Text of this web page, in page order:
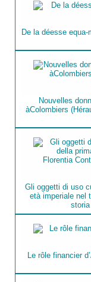
De la déesse
Nouvelles
àColombiers
Gli oggetti di uso
età imperiale nel
storia
Le rôle financier